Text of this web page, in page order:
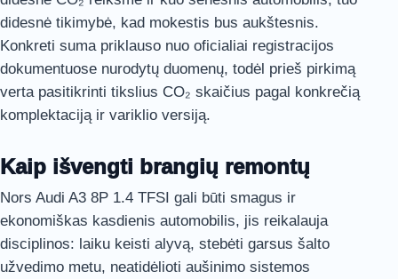
didesnė tikimybė, kad mokestis bus aukštesnis.
Konkreti suma priklauso nuo oficialiai registracijos
dokumentuose nurodytų duomenų, todėl prieš pirkimą
verta pasitikrinti tikslius CO₂ skaičius pagal konkrečią
komplektaciją ir variklio versiją.
Kaip išvengti brangių remontų
Nors Audi A3 8P 1.4 TFSI gali būti smagus ir
ekonomiškas kasdienis automobilis, jis reikalauja
disciplinos: laiku keisti alyvą, stebėti garsus šalto
užvedimo metu, neatidėlioti aušinimo sistemos